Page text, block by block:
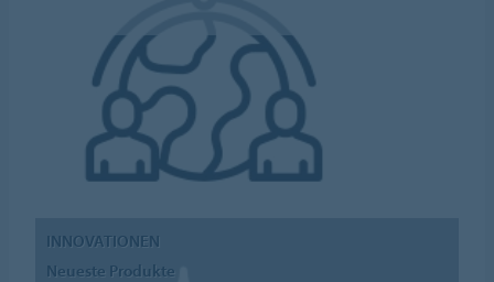
INNOVATIONEN
Neueste Produkte